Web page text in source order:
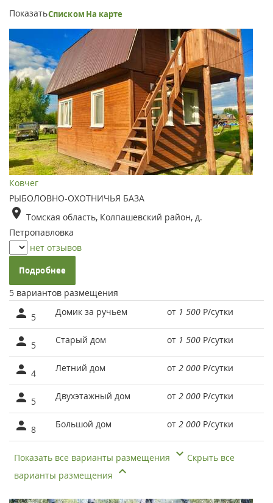
ПоказатьСписком На карте
Ковчег
РЫБОЛОВНО-ОХОТНИЧЬЯ БАЗА
Томская область, Колпашевский район, д.
Петропавловка
нет отзывов
Подробнее
5 вариантов размещения
5 Домик за ручьем от 1 500 Р/сутки
5 Старый дом от 1 500 Р/сутки
4 Летний дом от 2 000 Р/сутки
5 Двухэтажный дом от 2 000 Р/сутки
8 Большой дом от 2 000 Р/сутки
Показать все варианты размещения
Скрыть все
варианты размещения